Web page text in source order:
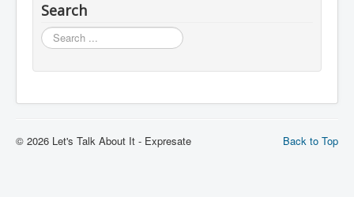
Search
Search
Back to Top
© 2026 Let's Talk About It - Expresate